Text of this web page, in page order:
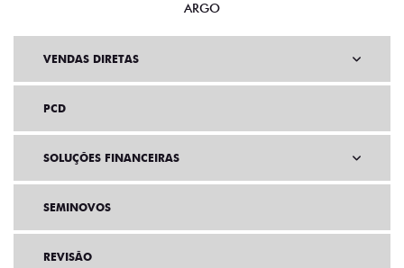
ARGO
VENDAS DIRETAS
PCD
SOLUÇÕES FINANCEIRAS
SEMINOVOS
REVISÃO